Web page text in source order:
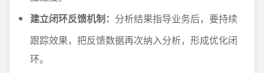
建立闭环反馈机制： 分析结果指导业务后，要持续
跟踪效果，把反馈数据再次纳入分析，形成优化闭
环。